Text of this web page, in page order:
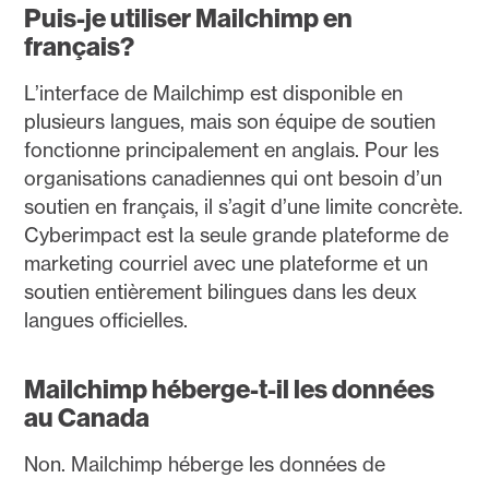
Puis-je utiliser Mailchimp en
français?
L’interface de Mailchimp est disponible en
plusieurs langues, mais son équipe de soutien
fonctionne principalement en anglais. Pour les
organisations canadiennes qui ont besoin d’un
soutien en français, il s’agit d’une limite concrète.
Cyberimpact est la seule grande plateforme de
marketing courriel avec une plateforme et un
soutien entièrement bilingues dans les deux
langues officielles.
Mailchimp héberge-t-il les données
au Canada
Non. Mailchimp héberge les données de